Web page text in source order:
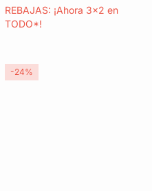
REBAJAS: ¡Ahora 3x2 en
TODO*!
-24%